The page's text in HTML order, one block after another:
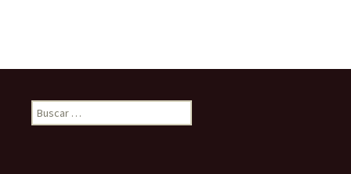
Buscar: